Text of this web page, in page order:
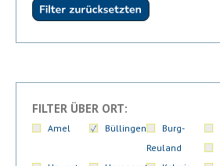
FILTER ÜBER ORT:
Amel Büllingen
Burg-
Reuland